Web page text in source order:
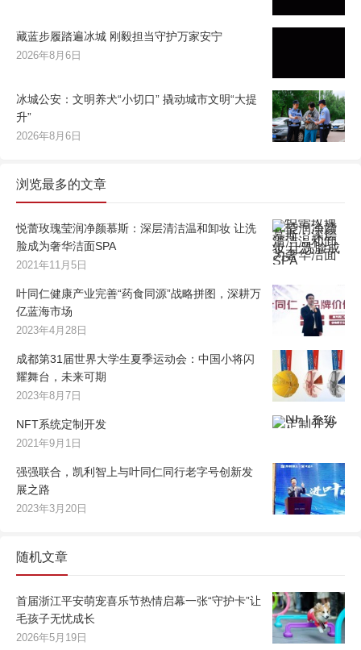
藏蓝步履踏遍冰城 刚毅担当守护万家安宁
2026年8月6日
冰城公安：文明养犬“小切口” 撬动城市文明“大提
升”
2026年8月6日
浏览最多的文章
悦蕾玫瑰莹润净颜慕斯：深层清洁温和卸妆 让洗
脸成为奢华洁面SPA
2021年11月5日
叶同仁健康产业完善“药食同源”战略拼图，深耕万
亿蓝海市场
2023年4月28日
成都第31届世界大学生夏季运动会：中国小将闪
耀舞台，未来可期
2023年8月7日
NFT系统定制开发
2021年9月1日
强强联合，凯利智上与叶同仁同行老字号创新发
展之路
2023年3月20日
随机文章
首届浙江平安萌宠喜乐节热情启幕一张“守护卡”让
毛孩子无忧成长
2026年5月19日